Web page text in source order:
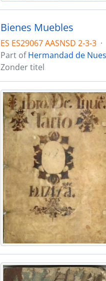
Bienes Muebles
ES ES29067 AASNSD 2-3-3 ·
Part ofHermandad de
Zonder titel